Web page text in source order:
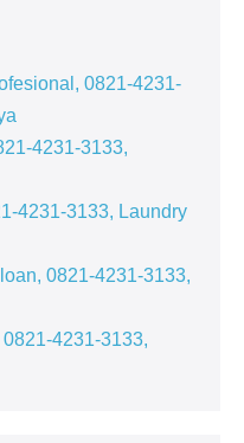
0821-4231-
4231-3133,
4231-3133, Laundry
0821-4231-3133,
4231-3133,